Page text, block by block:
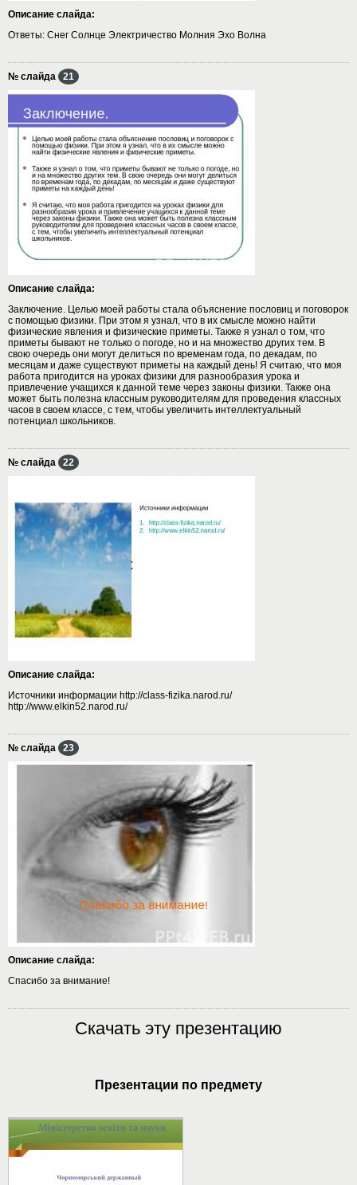
Описание слайда:
Ответы: Снег Солнце Электричество Молния Эхо Волна
№ слайда 21
Описание слайда:
Заключение. Целью моей работы стала объяснение пословиц и поговорок
с помощью физики. При этом я узнал, что в их смысле можно найти
физические явления и физические приметы. Также я узнал о том, что
приметы бывают не только о погоде, но и на множество других тем. В
свою очередь они могут делиться по временам года, по декадам, по
месяцам и даже существуют приметы на каждый день! Я считаю, что моя
работа пригодится на уроках физики для разнообразия урока и
привлечение учащихся к данной теме через законы физики. Также она
может быть полезна классным руководителям для проведения классных
часов в своем классе, с тем, чтобы увеличить интеллектуальный
потенциал школьников.
№ слайда 22
Описание слайда:
Источники информации http://class-fizika.narod.ru/
http://www.elkin52.narod.ru/
№ слайда 23
Описание слайда:
Спасибо за внимание!
Скачать эту презентацию
Презентации по предмету